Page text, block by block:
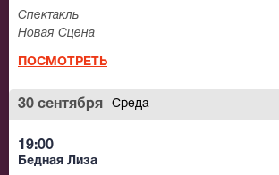
Спектакль
Новая Сцена
ПОСМОТРЕТЬ
30 сентября Среда
19:00
Бедная Лиза